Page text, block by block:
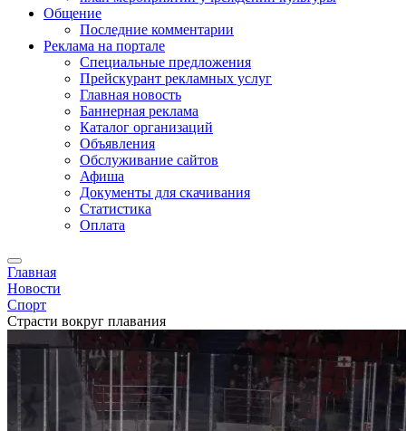
Общение
Последние комментарии
Реклама на портале
Специальные предложения
Прейскурант рекламных услуг
Главная новость
Баннерная реклама
Каталог организаций
Объявления
Обслуживание сайтов
Афиша
Документы для скачивания
Статистика
Оплата
Главная
Новости
Спорт
Страсти вокруг плавания